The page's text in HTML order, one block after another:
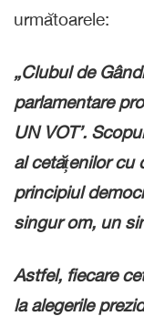
următoarele:
„Clubul de
parlamentare
UN VOT’.
al cetățenilor cu
principiul
singur om, un
Astfel, fiecare
la alegerile